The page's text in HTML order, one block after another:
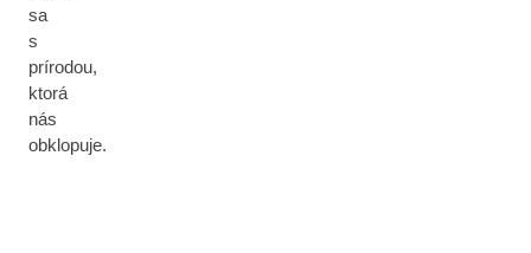
sa
s
prírodou,
ktorá
nás
obklopuje.